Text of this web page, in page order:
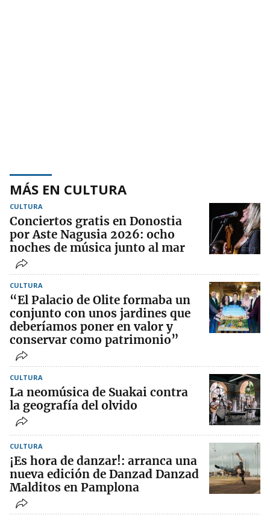
MÁS EN CULTURA
CULTURA
Conciertos gratis en Donostia
por Aste Nagusia 2026: ocho
noches de música junto al mar
CULTURA
“El Palacio de Olite formaba un
conjunto con unos jardines que
deberíamos poner en valor y
conservar como patrimonio”
CULTURA
La neomúsica de Suakai contra
la geografía del olvido
CULTURA
¡Es hora de danzar!: arranca una
nueva edición de Danzad Danzad
Malditos en Pamplona